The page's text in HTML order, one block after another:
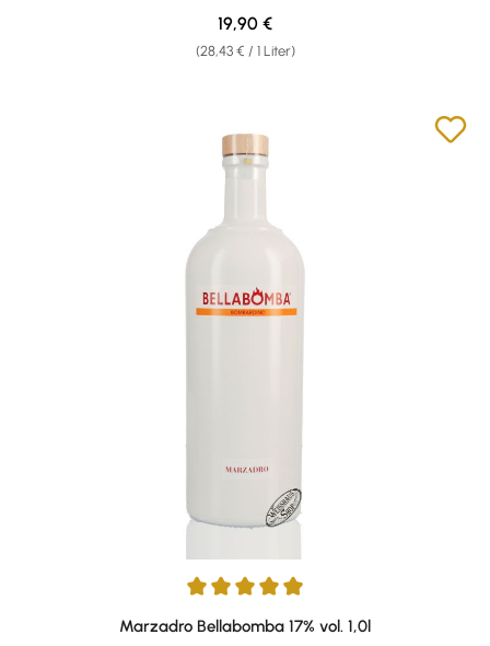
(28,43 € / 1 Liter)
Regulärer Preis:
19,90 €
Durchschnittliche Bewertung von 4.92 von 5 Sternen
Marzadro Bellabomba 17% vol. 1,0l